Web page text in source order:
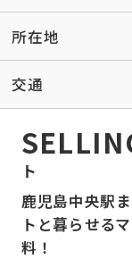
所在地
交通
ト
鹿児島中央駅
トと暮らせる
料！